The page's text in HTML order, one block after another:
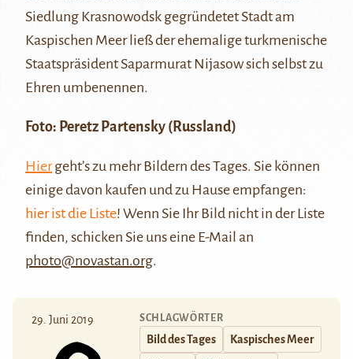
Siedlung Krasnowodsk gegründetet Stadt am
Kaspischen Meerließ der ehemalige turkmenische
Staatspräsident Saparmurat Nijasowsich selbst zu
Ehren umbenennen.
Foto: Peretz Partensky (Russland)
Hiergeht’s zu mehr Bildern des Tages. Sie können
einige davon kaufen und zu Hause empfangen:
hier ist die Liste! Wenn Sie Ihr Bild nicht in der Liste
finden, schicken Sie uns eine E-Mail an
photo@novastan.org.
29. Juni 2019 SCHLAGWÖRTER
Bild des Tages Kaspisches Meer